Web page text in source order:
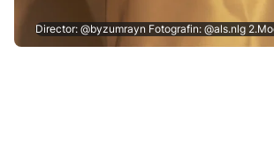
Director: @byzumrayn Fotografin: @als.nlg